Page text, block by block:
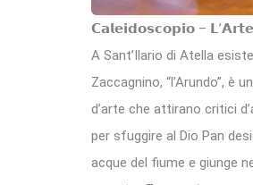
𝗖𝗮𝗹𝗲𝗶𝗱𝗼𝘀𝗰𝗼𝗽𝗶𝗼 –
A Sant’Ilario di Atella
Zaccagnino, “l’Arundo”, è
d’arte che attirano critici
per sfuggire al Dio Pan
acque del fiume e giunge